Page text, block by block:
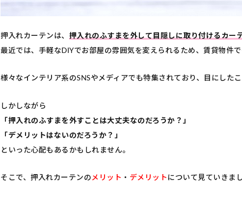
押入れカーテンは、 押入れのふすまを外して目隠しに取り付けるカー
最近では、手軽なDIYでお部屋の雰囲気を変えられるため、賃貸物件で
様々なインテリア系のSNSやメディアでも特集されており、目にした
しかしながら
「押入れのふすまを外すことは大丈夫なのだろうか？」
「デメリットはないのだろうか？」
といった心配もあるかもしれません。
そこで、押入れカーテンの メリット ・ デメリット について見ていきまし